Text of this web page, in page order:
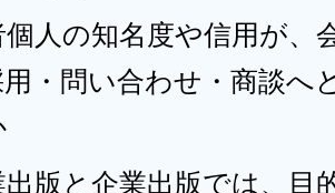
人の知名度や信用が、
・問い合わせ・商談へ
版と企業出版では、目